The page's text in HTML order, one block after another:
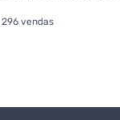
296 vendas